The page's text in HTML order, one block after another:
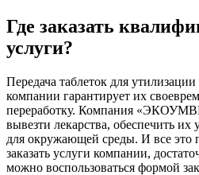
Где заказать
услуги?
Передача таблеток для
компании гарантирует их
переработку. Компания
вывезти лекарства, обеспечить их
для окружающей среды. И все
заказать услуги компании,
можно воспользоваться формой